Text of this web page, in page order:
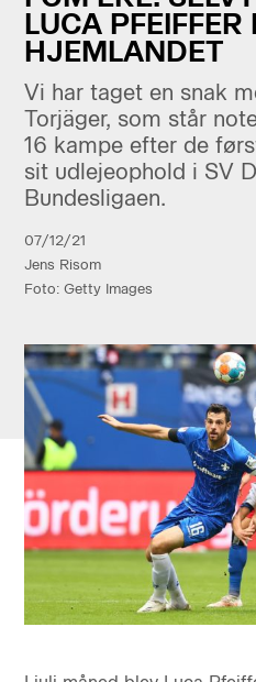
LUCA PFEIFFER
HJEMLANDET
Vi har taget en snak
Torjäger, som står
16 kampe efter de
sit udlejeophold i SV
Bundesligaen.
07/12/21
Jens Risom
Foto: Getty Images